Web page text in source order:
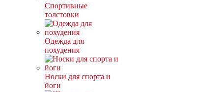
Спортивные
толстовки
Одежда для
похудения
Носки для спорта и
йоги